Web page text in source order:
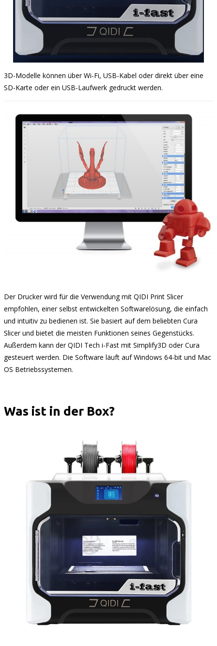
3D-Modelle können über Wi-Fi, USB-Kabel oder direkt über eine
SD-Karte oder ein USB-Laufwerk gedruckt werden.
Der Drucker wird für die Verwendung mit QIDI Print Slicer
empfohlen, einer selbst entwickelten Softwarelösung, die einfach
und intuitiv zu bedienen ist. Sie basiert auf dem beliebten Cura
Slicer und bietet die meisten Funktionen seines Gegenstücks.
Außerdem kann der QIDI Tech i-Fast mit Simplify3D oder Cura
gesteuert werden. Die Software läuft auf Windows 64-bit und Mac
OS Betriebssystemen.
Was ist in der Box?